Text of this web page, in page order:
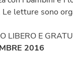
letture sono
LIBERO E
2016